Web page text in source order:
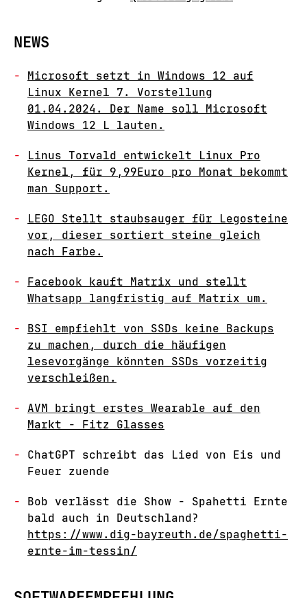
NEWS
Microsoft setzt in Windows 12 auf
Linux Kernel 7. Vorstellung
01.04.2024. Der Name soll Microsoft
Windows 12 L lauten.
Linus Torvald entwickelt Linux Pro
Kernel, für 9,99Euro pro Monat bekommt
man Support.
LEGO Stellt staubsauger für Legosteine
vor, dieser sortiert steine gleich
nach Farbe.
Facebook kauft Matrix und stellt
Whatsapp langfristig auf Matrix um.
BSI empfiehlt von SSDs keine Backups
zu machen, durch die häufigen
lesevorgänge könnten SSDs vorzeitig
verschleißen.
AVM bringt erstes Wearable auf den
Markt - Fitz Glasses
ChatGPT schreibt das Lied von Eis und
Feuer zuende
Bob verlässt die Show - Spahetti Ernte
bald auch in Deutschland?
https://www.dig-bayreuth.de/spaghetti-
ernte-im-tessin/